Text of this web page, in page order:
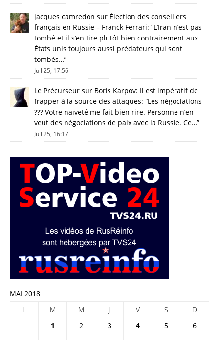
jacques camredon sur Élection des conseillers
français en Russie – Franck Ferrari: “L’Iran n’est pas
tombé et il s’en tire plutôt bien contrairement aux
États unis toujours aussi prédateurs qui sont
tombés…”
Juil 25, 17:56
Le Précurseur sur Boris Karpov: Il est impératif de
frapper à la source des attaques: “Les négociations
??? Votre naïveté me fait bien rire. Personne n’en
veut des négociations de paix avec la Russie. Ce…”
Juil 25, 16:17
MAI 2018
L
M M J V S
D
1
2 3 4 5
6